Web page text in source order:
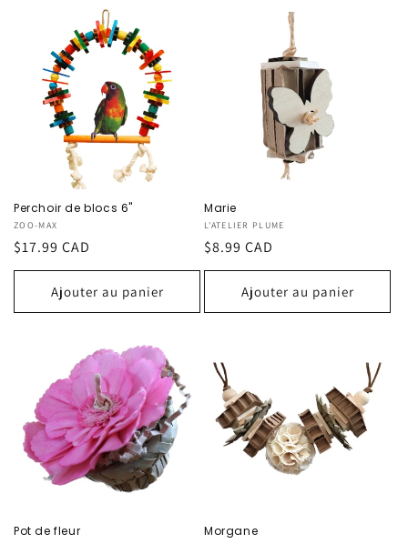
Perchoir de blocs 6"
Fournisseur :
ZOO-MAX
Prix
habituel
$17.99 CAD
Ajouter au panier
Marie
Fournisseur :
L'ATELIER PLUME
Prix
habituel
$8.99 CAD
Ajouter au panier
Pot de fleur Morgane